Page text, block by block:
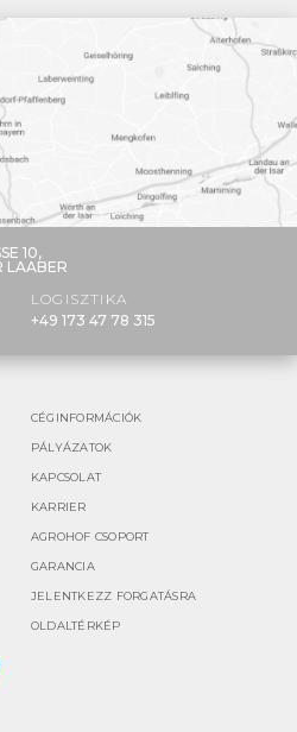
10,
LAABER
LOGISZTIKA
+49 173 47 78 315
CÉGINFORMÁCIÓK
PÁLYÁZATOK
KAPCSOLAT
KARRIER
AGROHOF CSOPORT
GARANCIA
JELENTKEZZ FORGATÁSRA
OLDALTÉRKÉP